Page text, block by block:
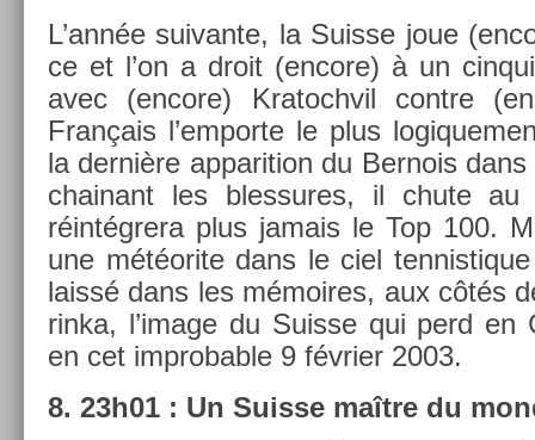
L’année suivan­te, la Suis­se joue
ce et l’on a droit (en­core) à un
avec (en­core) Kratochvil con­tre
Français l’em­porte le plus
la dernière ap­pari­tion du Be­rnois
chainant les bles­sures, il chute
réintégrera plus jamais le Top 100.
une météorite dans le ciel
laissé dans les mémoires, aux côtés
rinka, l’image du Suis­se qui perd en
en cet im­prob­able 9 février 2003.
8. 23h01 : Un Suis­se maître du